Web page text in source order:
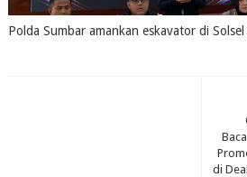
Polda Sumbar amankan eskavator di
di